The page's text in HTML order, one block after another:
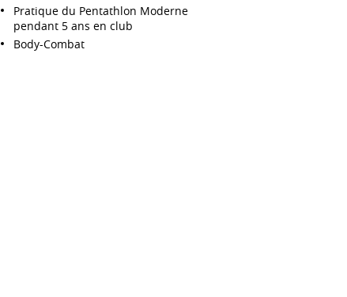
Pratique du Pentathlon Moderne
pendant 5 ans en club
Body-Combat